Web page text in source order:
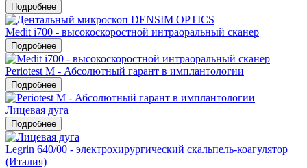
Подробнее
Medit i700 - высокоскоростной интраоральный сканер
Подробнее
Periotest M - Абсолютный гарант в имплантологии
Подробнее
Лицевая дуга
Подробнее
Legrin 640/00 - электрохирургический скальпель-коагулятор
(Италия)